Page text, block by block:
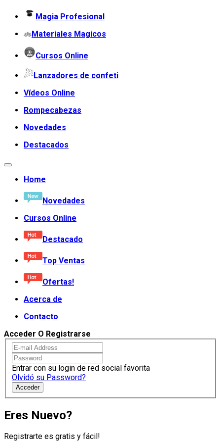
Magia Profesional
Materiales Magicos
Cursos Online
Lanzadores de confeti
Vídeos Online
Rompecabezas
Novedades
Destacados
Home
Novedades
Cursos Online
Destacado
Top Ventas
Ofertas!
Acerca de
Contacto
Acceder O Registrarse
Entrar con su login de red social favorita
Olvidó su Password?
Acceder
Eres Nuevo?
Registrarte es gratis y fácil!